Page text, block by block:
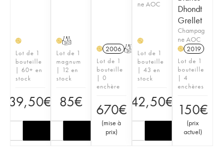
H
Lot de 1
bouteille
| 60+ en
stock
39,50€
HT
Lot de 1
magnum
| 12 en
stock
85€
H 2006 T
Lot de 1
bouteille
| 0
enchère
670€
(mise à
prix)
ne AOC
H
Lot de 1
bouteille
| 43 en
stock
42,50€
Dhondt
Grellet
Champag
ne AOC
H 2019
Lot de 1
bouteille
| 4
enchères
150€
(prix
actuel)